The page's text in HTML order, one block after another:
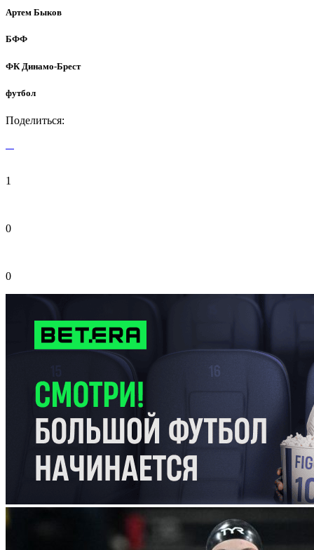
Артем Быков
БФФ
ФК Динамо-Брест
футбол
Поделиться:
1
0
0